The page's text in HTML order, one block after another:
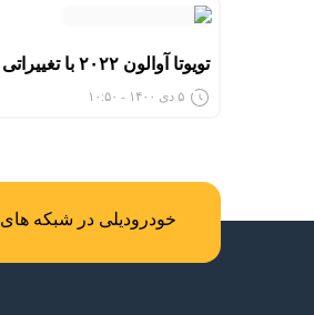
تویوتا آوالون ۲۰۲۲ با تغییراتی به‌روز شد
۵ دی ۱۴۰۰ - ۱۰:۵۰
خودرودیلی در شبکه